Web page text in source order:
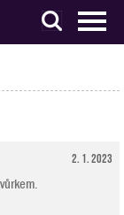
2. 1. 2023